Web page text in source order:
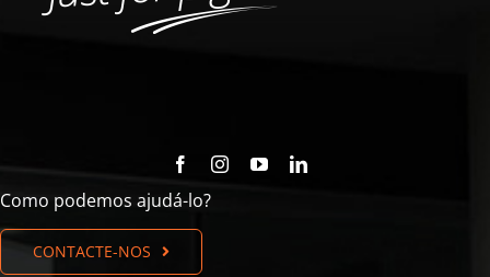
Como podemos ajudá-lo?
CONTACTE-NOS